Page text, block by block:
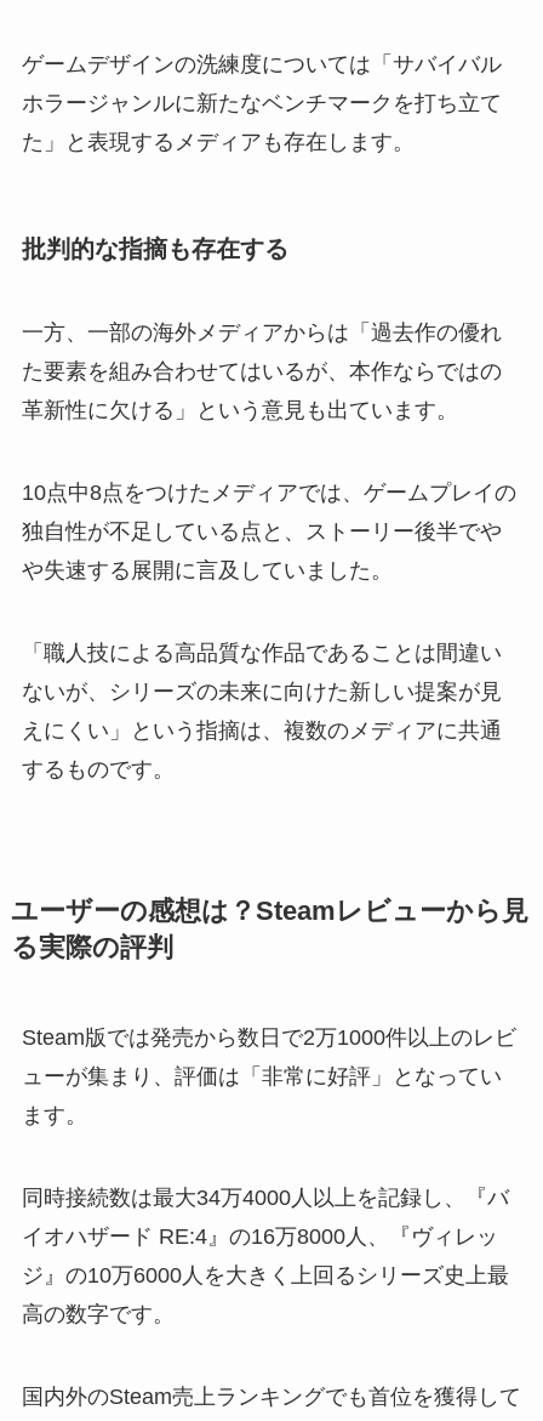
ゲームデザインの洗練度については「サバイバル
ホラージャンルに新たなベンチマークを打ち立て
た」と表現するメディアも存在します。
批判的な指摘も存在する
一方、一部の海外メディアからは「過去作の優れ
た要素を組み合わせてはいるが、本作ならではの
革新性に欠ける」という意見も出ています。
10点中8点をつけたメディアでは、ゲームプレイの
独自性が不足している点と、ストーリー後半でや
や失速する展開に言及していました。
「職人技による高品質な作品であることは間違い
ないが、シリーズの未来に向けた新しい提案が見
えにくい」という指摘は、複数のメディアに共通
するものです。
ユーザーの感想は？Steamレビューから見
る実際の評判
Steam版では発売から数日で2万1000件以上のレビ
ューが集まり、評価は「非常に好評」となってい
ます。
同時接続数は最大34万4000人以上を記録し、『バ
イオハザード RE:4』の16万8000人、『ヴィレッ
ジ』の10万6000人を大きく上回るシリーズ史上最
高の数字です。
国内外のSteam売上ランキングでも首位を獲得して